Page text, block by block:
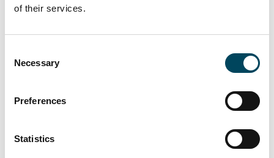
of their services.
Selection
Necessary
Preferences
Statistics
wachsende Großstädte bzw. Regionen, die
wirtschaftliche Perspekive aufweisen,
sondern auch ein gutes Risiko-Rendite-Profil.
Und mit der Investition in moderne
Business Apartments und Senior Housing,
neuen Wohnformen und Lebenskonzepten